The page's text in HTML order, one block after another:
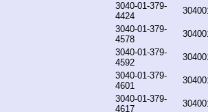
3040-01-379-
4424
3040-01-379-
4578
3040-01-379-
4592
3040-01-379-
4601
3040-01-379-
4617